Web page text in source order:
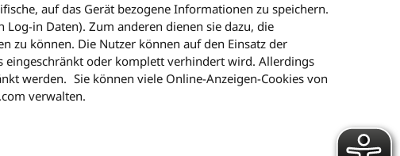
auf das Gerät bezogene Informationen zu speichern.
in Daten). Zum anderen dienen sie dazu, die
zu können. Die Nutzer können auf den Einsatz der
eingeschränkt oder komplett verhindert wird. Allerdings
werden. Sie können viele Online-Anzeigen-Cookies von
verwalten.